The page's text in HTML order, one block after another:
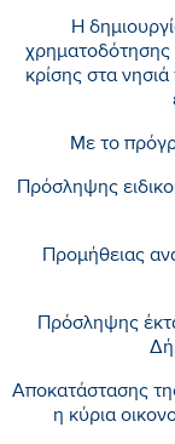
Η
χρηματοδότησης
κρίσης στα
Με το
Πρόσληψης
Προμήθειας
Πρόσληψης
Αποκατάστασης
η κύρια